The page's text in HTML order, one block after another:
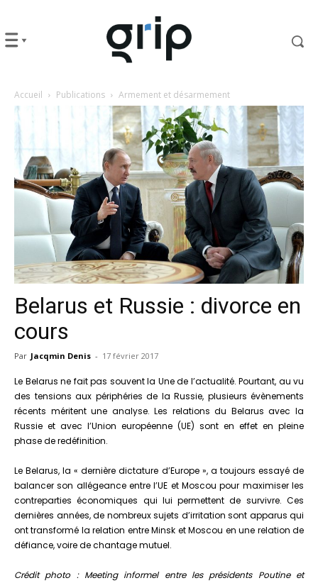
Accueil Publications Armement et désarmement
Belarus et Russie : divorce en
cours
Par Jacqmin Denis - 17 février 2017
Le Belarus ne fait pas souvent la Une de l’actualité. Pourtant, au vu
des tensions aux périphéries de la Russie, plusieurs évènements
récents méritent une analyse. Les relations du Belarus avec la
Russie et avec l’Union européenne (UE) sont en effet en pleine
phase de redéfinition.
Le Belarus, la « dernière dictature d’Europe », a toujours essayé de
balancer son allégeance entre l’UE et Moscou pour maximiser les
contreparties économiques qui lui permettent de survivre. Ces
dernières années, de nombreux sujets d’irritation sont apparus qui
ont transformé la relation entre Minsk et Moscou en une relation de
défiance, voire de chantage mutuel.
Crédit photo : Meeting informel entre les présidents Poutine et